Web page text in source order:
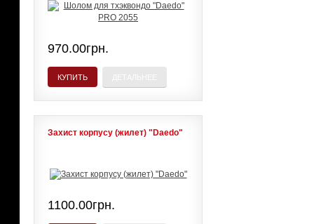
970.00грн.
КУПИТЬ
Захист корпусу (жилет) "Daedo"
1100.00грн.